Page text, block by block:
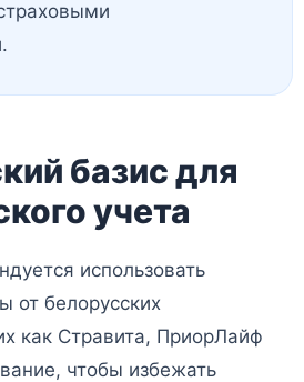
базис для
учета
использовать
от белорусских
как Стравита, ПриорЛайф
чтобы избежать